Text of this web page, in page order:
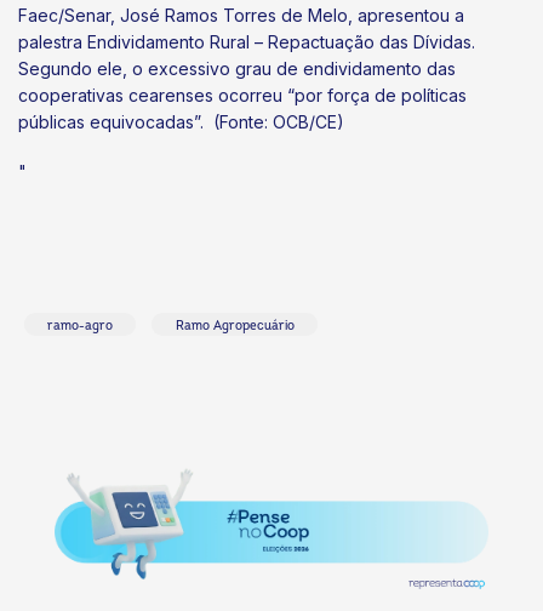
Faec/Senar, José Ramos Torres de Melo, apresentou a
palestra Endividamento Rural – Repactuação das Dívidas.
Segundo ele, o excessivo grau de endividamento das
cooperativas cearenses ocorreu “por força de políticas
públicas equivocadas”. (Fonte: OCB/CE)
"
ramo-agro Ramo Agropecuário